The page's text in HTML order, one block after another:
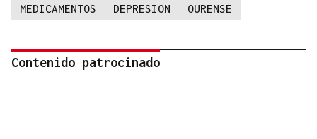
MEDICAMENTOS DEPRESION OURENSE
Contenido patrocinado